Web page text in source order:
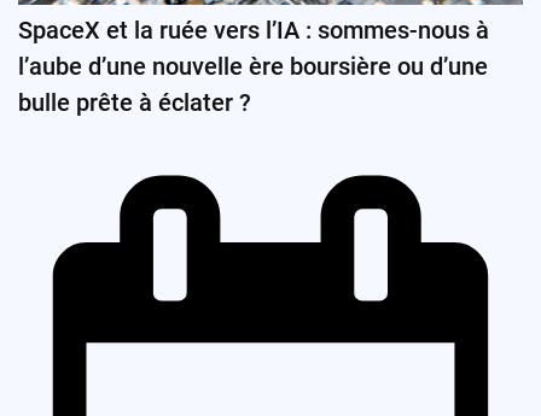
SpaceX et la ruée vers l’IA : sommes-nous à
l’aube d’une nouvelle ère boursière ou d’une
bulle prête à éclater ?